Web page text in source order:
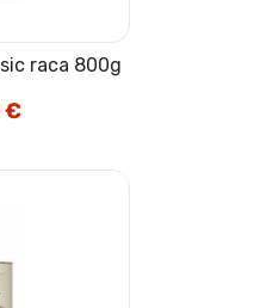
raca 800g
€